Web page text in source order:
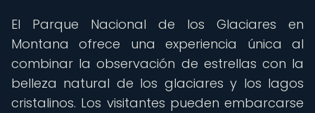
El Parque Nacional de los Glaciares en
Montana ofrece una experiencia única al
combinar la observación de estrellas con la
belleza natural de los glaciares y los lagos
cristalinos. Los visitantes pueden embarcarse